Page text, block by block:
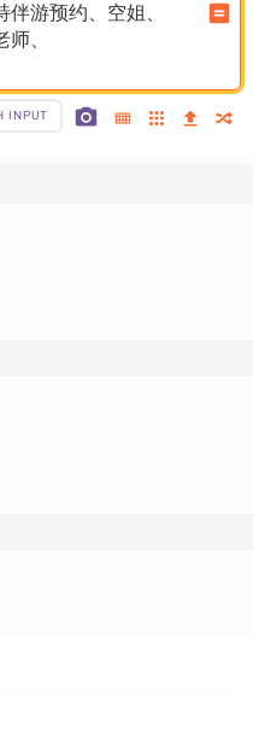
游预约、空姐、
、
INPUT